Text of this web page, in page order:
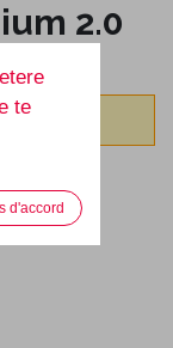
2.0
te
d'accord